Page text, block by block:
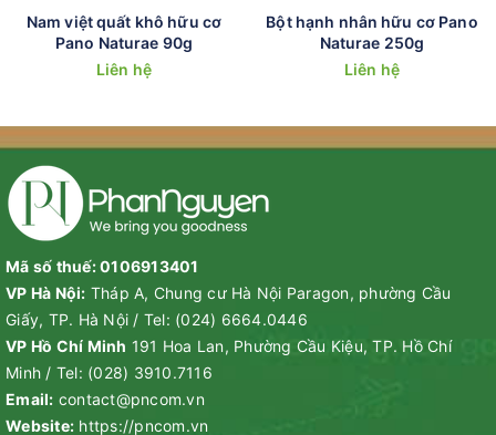
Nam việt quất khô hữu cơ
Pano Naturae 90g
Liên hệ
Bột hạnh nhân hữu cơ Pano
Naturae 250g
Liên hệ
Mã số thuế: 0106913401
VP Hà Nội: Tháp A, Chung cư Hà Nội Paragon, phường Cầu
Giấy, TP. Hà Nội / Tel: (024) 6664.0446
VP Hồ Chí Minh 191 Hoa Lan, Phường Cầu Kiệu, TP. Hồ Chí
Minh / Tel: (028) 3910.7116
Email: contact@pncom.vn
Website: https://pncom.vn